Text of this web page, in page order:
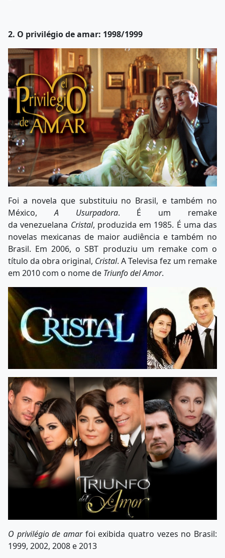
2. O privilégio de amar: 1998/1999
Foi a novela que substituiu no Brasil, e também no
México,A Usurpadora. É um remake
da venezuelana Cristal, produzida em 1985. É uma das
novelas mexicanas de maior audiência e também no
Brasil. Em 2006, o SBT produziu um remake com o
título da obra original, Cristal. A Televisa fez um remake
em 2010 com o nome de Triunfo del Amor.
O privilégio de amarfoi exibida quatro vezes no Brasil:
1999, 2002, 2008 e 2013